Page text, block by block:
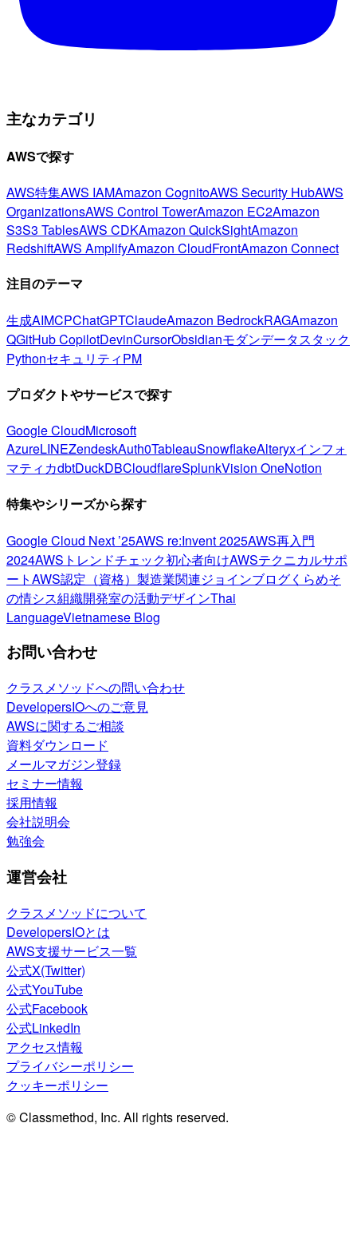
主なカテゴリ
AWSで探す
AWS特集AWS IAMAmazon CognitoAWS Security HubAWS
OrganizationsAWS Control TowerAmazon EC2Amazon
S3S3 TablesAWS CDKAmazon QuickSightAmazon
RedshiftAWS AmplifyAmazon CloudFrontAmazon Connect
注目のテーマ
生成AIMCPChatGPTClaudeAmazon BedrockRAGAmazon
QGitHub CopilotDevinCursorObsidianモダンデータスタック
PythonセキュリティPM
プロダクトやサービスで探す
Google CloudMicrosoft
AzureLINEZendeskAuth0TableauSnowflakeAlteryxインフォ
マティカdbtDuckDBCloudflareSplunkVision OneNotion
特集やシリーズから探す
Google Cloud Next ’25AWS re:Invent 2025AWS再入門
2024AWSトレンドチェック初心者向けAWSテクニカルサポ
ートAWS認定（資格） 製造業関連ジョインブログくらめそ
の情シス組織開発室の活動デザインThai
LanguageVietnamese Blog
お問い合わせ
クラスメソッドへの問い合わせ
DevelopersIOへのご意見
AWSに関するご相談
資料ダウンロード
メールマガジン登録
セミナー情報
採用情報
会社説明会
勉強会
運営会社
クラスメソッドについて
DevelopersIOとは
AWS支援サービス一覧
公式X(Twitter)
公式YouTube
公式Facebook
公式LinkedIn
アクセス情報
プライバシーポリシー
クッキーポリシー
© Classmethod, Inc. All rights reserved.